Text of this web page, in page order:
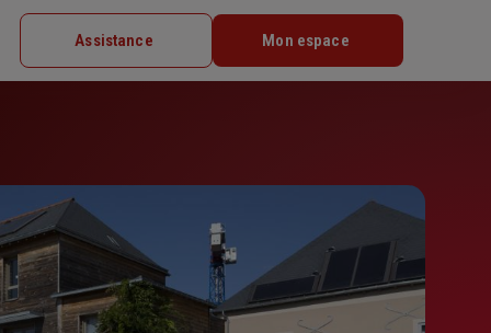
Assistance Mon espace